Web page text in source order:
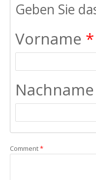
Geben Sie
Vorname *
Nachname
Comment*